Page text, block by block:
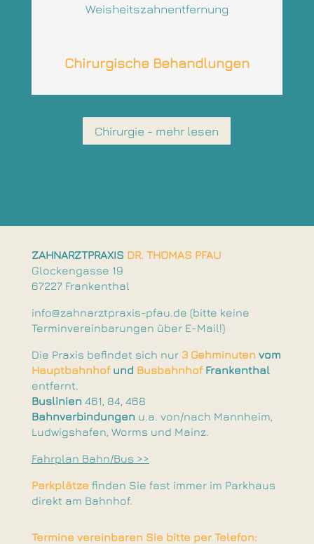
Weisheitszahnentfernung
Chirurgische Behandlungen
Chirurgie - mehr lesen
ZAHNARZTPRAXIS DR. THOMAS PFAU
Glockengasse 19
67227 Frankenthal
info@zahnarztpraxis-pfau.de (bitte keine
Terminvereinbarungen über E-Mail!)
Die Praxis befindet sich nur3 Gehminuten vom
Hauptbahnhof und Busbahnhof Frankenthal
entfernt.
Buslinien 461, 84, 468
Bahnverbindungen u.a. von/nach Mannheim,
Ludwigshafen, Worms und Mainz.
Fahrplan Bahn/Bus >>
Parkplätze finden Sie fast immer im Parkhaus
direkt am Bahnhof.
Termine vereinbaren Sie bitte per Telefon: